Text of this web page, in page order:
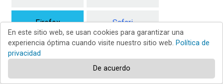
Firefox Safari
Edge
En este sitio web, se usan cookies para garantizar una
experiencia óptima cuando visite nuestro sitio web. Política de
privacidad
De acuerdo